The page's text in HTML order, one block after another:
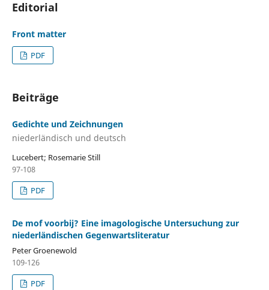
Editorial
Front matter
PDF
Beiträge
Gedichte und Zeichnungen
niederländisch und deutsch
Lucebert; Rosemarie Still
97-108
PDF
De mof voorbij? Eine imagologische Untersuchung zur
niederländischen Gegenwartsliteratur
Peter Groenewold
109-126
PDF